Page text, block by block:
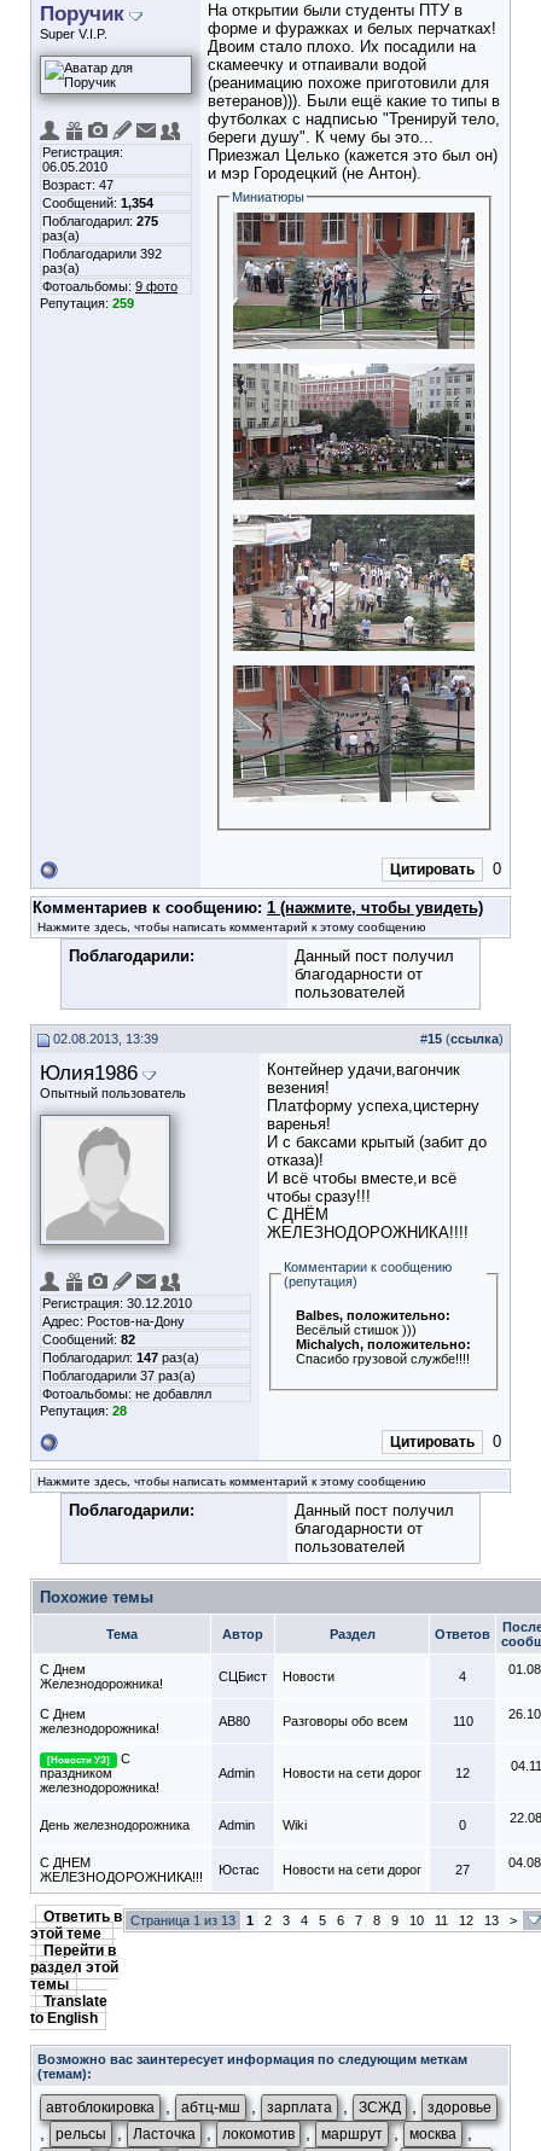
Поручик
Super V.I.P.
Регистрация:
06.05.2010
Возраст: 47
Сообщений: 1,354
Поблагодарил: 275
раз(а)
Поблагодарили 392
раз(а)
Фотоальбомы: 9 фото
Репутация: 259
На открытии были студенты ПТУ в
форме и фуражках и белых перчатках!
Двоим стало плохо. Их посадили на
скамеечку и отпаивали водой
(реанимацию похоже приготовили для
ветеранов))). Были ещё какие то типы в
футболках с надписью "Тренируй тело,
береги душу". К чему бы это...
Приезжал Целько (кажется это был он)
и мэр Городецкий (не Антон).
Миниатюры
Цитировать 0
Комментариев к сообщению: 1 (нажмите, чтобы увидеть)
Нажмите здесь, чтобы написать комментарий к этому сообщению
Поблагодарили:
Данный пост получил
благодарности от
пользователей
02.08.2013, 13:39 #15 (ссылка)
Юлия1986
Опытный пользователь
Регистрация: 30.12.2010
Адрес: Ростов-на-Дону
Сообщений: 82
Поблагодарил: 147 раз(а)
Поблагодарили 37 раз(а)
Фотоальбомы: не добавлял
Репутация: 28
Контейнер удачи,вагончик
везения!
Платформу успеха,цистерну
варенья!
И с баксами крытый (забит до
отказа)!
И всё чтобы вместе,и всё
чтобы сразу!!!
С ДНЁМ
ЖЕЛЕЗНОДОРОЖНИКА!!!!
Комментарии к сообщению
(репутация)
Balbes, положительно:
Весёлый стишок )))
Michalych, положительно:
Спасибо грузовой службе!!!!
Цитировать 0
Нажмите здесь, чтобы написать комментарий к этому сообщению
Поблагодарили:
Данный пост получил
благодарности от
пользователей
Похожие темы
Тема Автор Раздел Ответов
С Днем
Железнодорожника!
СЦБист Новости 4
С Днем
железнодорожника!
АВ80 Разговоры обо всем 110
[Новости УЗ]
С
праздником
железнодорожника!
Admin Новости на сети дорог 12
День железнодорожника Admin Wiki 0
С ДНЕМ
ЖЕЛЕЗНОДОРОЖНИКА!!!
Юстас Новости на сети дорог 27
Ответить в
этой теме
Перейти в
раздел этой
темы
Translate
to English
Страница 1 из 13 1 2 3 4 5 6 7 8 9 10 11 12 13 >
Возможно вас заинтересует информация по следующим меткам
(темам):
автоблокировка абтц-мш зарплата ЗСЖД здоровье
, рельсы , Ласточка , локомотив , маршрут , москва
,